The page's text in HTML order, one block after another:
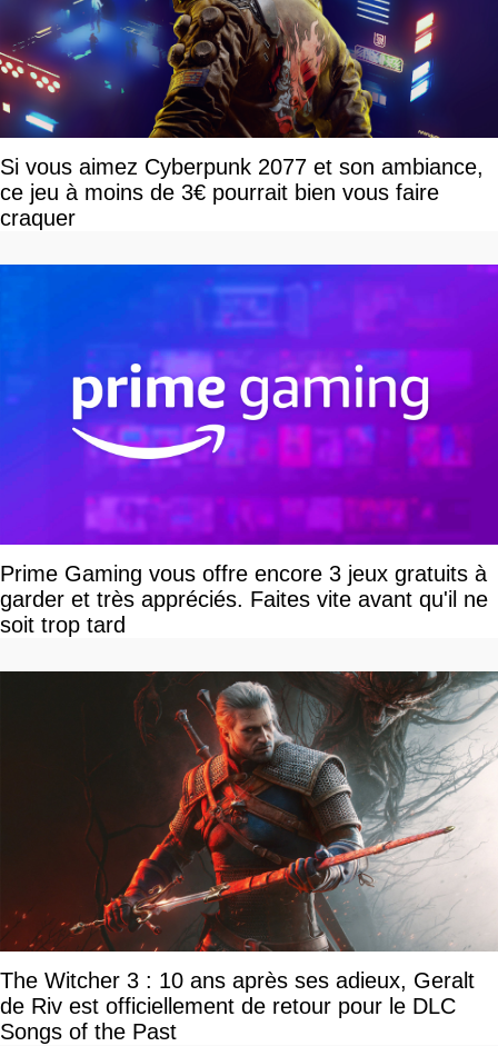
Si vous aimez Cyberpunk 2077 et son ambiance,
ce jeu à moins de 3€ pourrait bien vous faire
craquer
Prime Gaming vous offre encore 3 jeux gratuits à
garder et très appréciés. Faites vite avant qu'il ne
soit trop tard
The Witcher 3 : 10 ans après ses adieux, Geralt
de Riv est officiellement de retour pour le DLC
Songs of the Past